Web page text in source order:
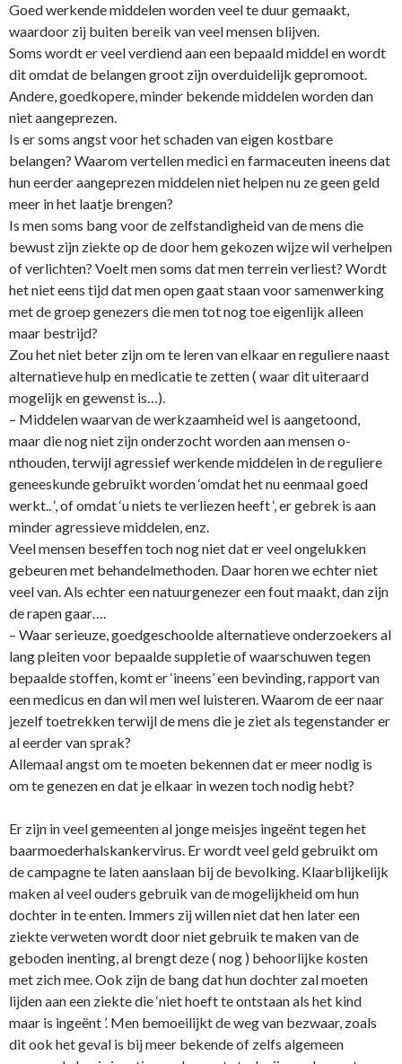
Goed werkende middelen worden veel te duur gemaakt,
waardoor zij buiten bereik van veel mensen blijven.
Soms wordt er veel verdiend aan een bepaald middel en wordt
dit omdat de belangen groot zijn overduidelijk gepromoot.
Andere, goedkopere, minder bekende middelen worden dan
niet aangeprezen.
Is er soms angst voor het schaden van eigen kostbare
belangen? Waarom vertellen medici en farmaceuten ineens dat
hun eerder aangeprezen middelen niet helpen nu ze geen geld
meer in het laatje brengen?
Is men soms bang voor de zelfstandigheid van de mens die
bewust zijn ziekte op de door hem gekozen wijze wil verhelpen
of verlichten? Voelt men soms dat men terrein verliest? Wordt
het niet eens tijd dat men open gaat staan voor samenwerking
met de groep genezers die men tot nog toe eigenlijk alleen
maar bestrijd?
Zou het niet beter zijn om te leren van elkaar en reguliere naast
alternatieve hulp en medicatie te zetten ( waar dit uiteraard
mogelijk en gewenst is…).
– Middelen waarvan de werkzaamheid wel is aangetoond,
maar die nog niet zijn o­nderzocht worden aan mensen o­
nthouden, terwijl agressief werkende middelen in de reguliere
geneeskunde gebruikt worden ‘omdat het nu eenmaal goed
werkt.. ‘, of omdat ‘u niets te verliezen heeft ‘, er gebrek is aan
minder agressieve middelen, enz.
Veel mensen beseffen toch nog niet dat er veel o­ngelukken
gebeuren met behandelmethoden. Daar horen we echter niet
veel van. Als echter een natuurgenezer een fout maakt, dan zijn
de rapen gaar….
– Waar serieuze, goedgeschoolde alternatieve o­nderzoekers al
lang pleiten voor bepaalde suppletie of waarschuwen tegen
bepaalde stoffen, komt er ‘ineens’ een bevinding, rapport van
een medicus en dan wil men wel luisteren. Waarom de eer naar
jezelf toetrekken terwijl de mens die je ziet als tegenstander er
al eerder van sprak?
Allemaal angst om te moeten bekennen dat er meer nodig is
om te genezen en dat je elkaar in wezen toch nodig hebt?
Er zijn in veel gemeenten al jonge meisjes ingeënt tegen het
baarmoederhalskankervirus. Er wordt veel geld gebruikt om
de campagne te laten aanslaan bij de bevolking. Klaarblijkelijk
maken al veel ouders gebruik van de mogelijkheid om hun
dochter in te enten. Immers zij willen niet dat hen later een
ziekte verweten wordt door niet gebruik te maken van de
geboden inenting, al brengt deze ( nog ) behoorlijke kosten
met zich mee. Ook zijn de bang dat hun dochter zal moeten
lijden aan een ziekte die ‘niet hoeft te o­ntstaan als het kind
maar is ingeënt ’. Men bemoeilijkt de weg van bezwaar, zoals
dit ook het geval is bij meer bekende of zelfs algemeen